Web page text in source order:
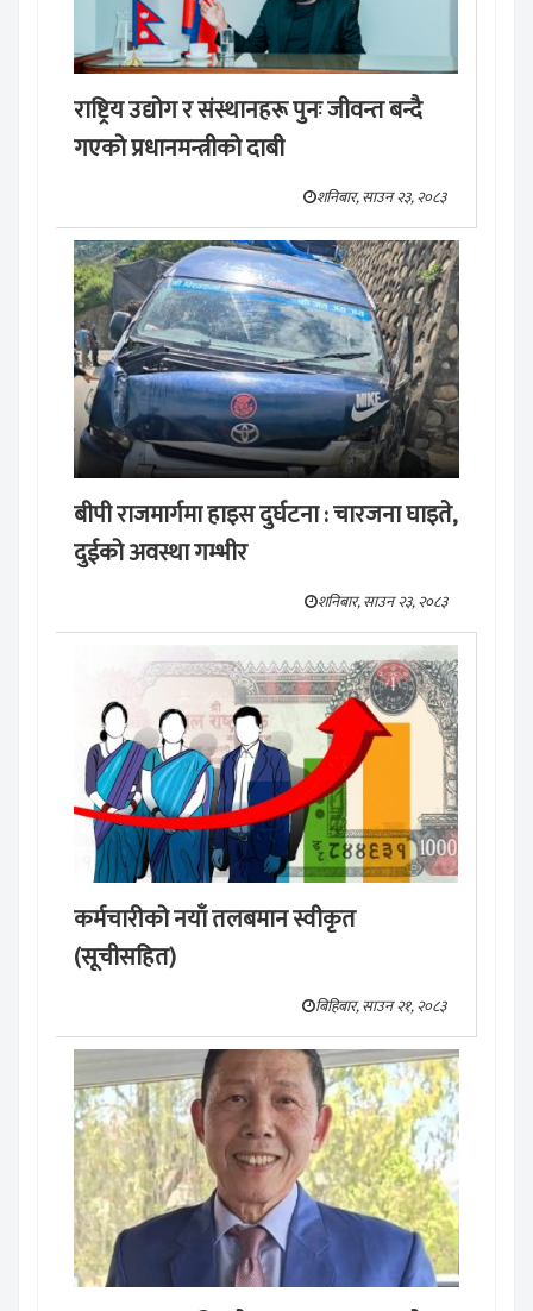
राष्ट्रिय उद्योग र संस्थानहरू पुनः जीवन्त बन्दै
गएको प्रधानमन्त्रीको दाबी
शनिबार, साउन २३, २०८३
बीपी राजमार्गमा हाइस दुर्घटना : चारजना घाइते,
दुईको अवस्था गम्भीर
शनिबार, साउन २३, २०८३
कर्मचारीको नयाँ तलबमान स्वीकृत
(सूचीसहित)
बिहिबार, साउन २१, २०८३